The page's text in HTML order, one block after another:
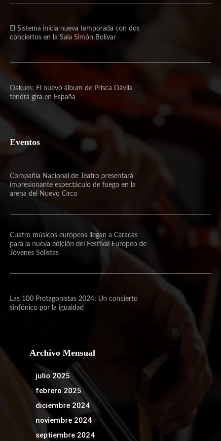
El Sistema inicia nueva temporada con dos
conciertos en la Sala Simón Bolívar
Dakum: El nuevo álbum de Prisca Dávila
tendrá gira en España
Eventos
Compañía Nacional de Teatro presentará
impresionante espectáculo de fuego en la
arena del Nuevo Circo
Cuatro músicos europeos llegan a Caracas
para la nueva edición del Festival Europeo de
Jóvenes Solistas
Las 100 Protagonistas 2024: Un concierto
sinfónico por la igualdad
Archivo Mensual
julio 2025
febrero 2025
diciembre 2024
noviembre 2024
septiembre 2024